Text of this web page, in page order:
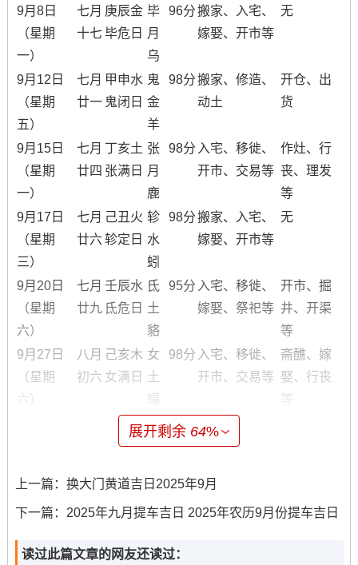
9月8日
（星期
一）
七月
十七
庚辰金
毕危日
毕
月
乌
96分搬家、入宅、
嫁娶、开市等
无
9月12日
（星期
五）
七月
廿一
甲申水
鬼闭日
鬼
金
羊
98分搬家、修造、
动土
开仓、出
货
9月15日
（星期
一）
七月
廿四
丁亥土
张满日
张
月
鹿
98分 入宅、移徙、
开市、交易等
作灶、行
丧、理发
等
9月17日
（星期
三）
七月
廿六
己丑火
轸定日
轸
水
蚓
98分搬家、入宅、
嫁娶、开市等
无
9月20日
（星期
六）
七月
廿九
壬辰水
氐危日
氐
土
貉
95分 入宅、移徙、
嫁娶、祭祀等
开市、掘
井、开渠
等
9月27日
（星期
六）
八月
初六
己亥木
女满日
女
土
蝠
98分 入宅、移徙、
开市、交易等
斋醮、嫁
娶、行丧
等
注:吉凶等级综合自传统黄历多项因素、仅供参考.具体宜忌
本月最佳搬家吉日推荐
五）、9月15日（星期一）
展开剩余 64%
上一篇： 换大门黄道吉日2025年9月
下一篇： 2025年九月提车吉日 2025年农历9月份提车吉日
读过此篇文章的网友还读过：